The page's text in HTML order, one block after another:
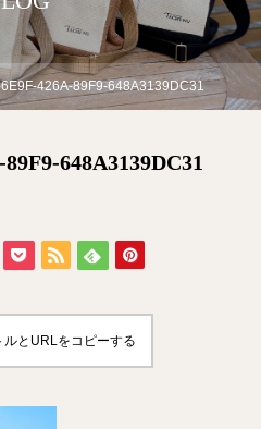
426A-89F9-648A3139DC31
648A3139DC31
ルとURLをコピーする